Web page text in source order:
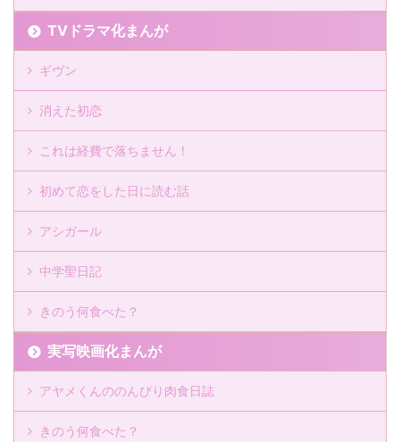
TVドラマ化まんが
ギヴン
消えた初恋
これは経費で落ちません！
初めて恋をした日に読む話
アシガール
中学聖日記
きのう何食べた？
実写映画化まんが
アヤメくんののんびり肉食日誌
きのう何食べた？